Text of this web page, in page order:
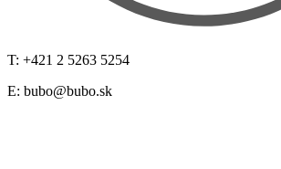
T: +421 2 5263 5254
E: bubo@bubo.sk